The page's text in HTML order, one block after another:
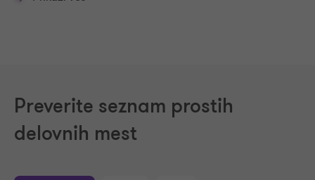
Preverite seznam prostih
delovnih mest